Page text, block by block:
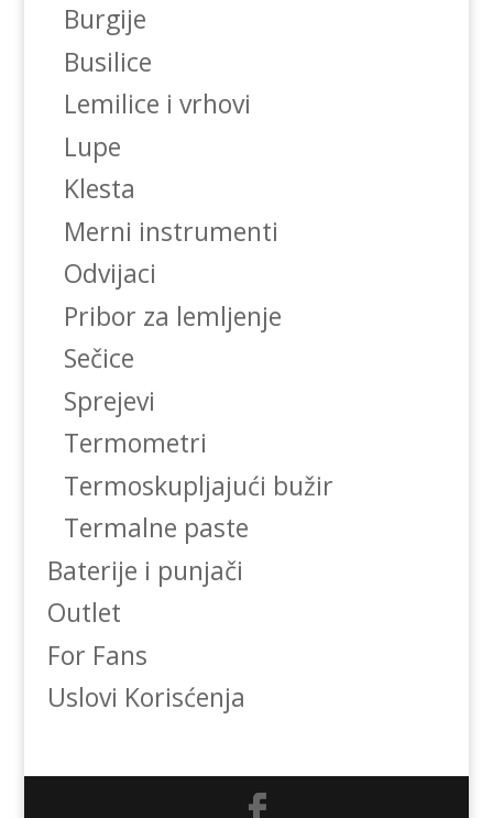
Burgije
Busilice
Lemilice i vrhovi
Lupe
Klesta
Merni instrumenti
Odvijaci
Pribor za lemljenje
Sečice
Sprejevi
Termometri
Termoskupljajući bužir
Termalne paste
Baterije i punjači
Outlet
For Fans
Uslovi Korisćenja